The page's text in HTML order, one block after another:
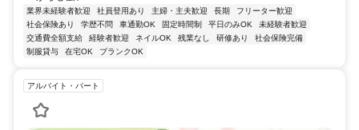
業界未経験者歓迎 社員登用あり 主婦・主夫歓迎 長期
フリーター歓迎
社会保険あり
学歴不問 車通勤OK 固定時間制 平日のみOK
未経験者歓迎
交通費全額支給
経験者歓迎 ネイルOK 残業なし 研修あり
社会保険完備
制服貸与
在宅OK ブランクOK
アルバイト・パート